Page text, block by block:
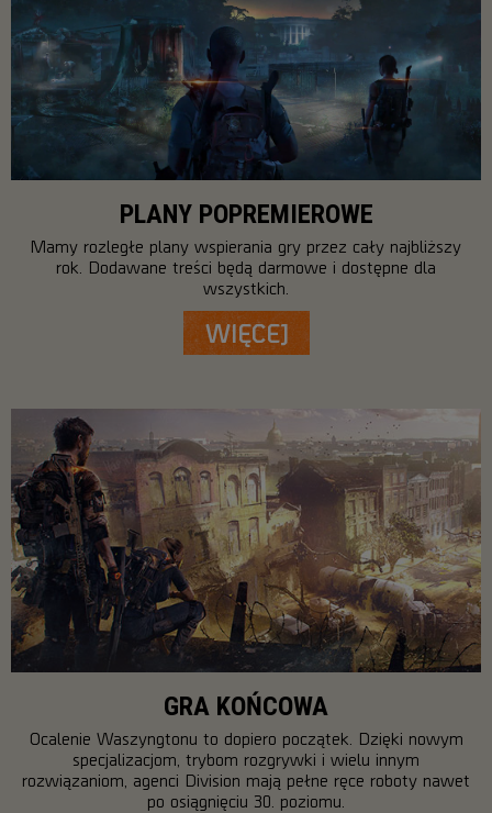
PLANY POPREMIEROWE
Mamy rozległe plany wspierania gry przez cały najbliższy
rok. Dodawane treści będą darmowe i dostępne dla
wszystkich.
WIĘCEJ
GRA KOŃCOWA
Ocalenie Waszyngtonu to dopiero początek. Dzięki nowym
specjalizacjom, trybom rozgrywki i wielu innym
rozwiązaniom, agenci Division mają pełne ręce roboty nawet
po osiągnięciu 30. poziomu.